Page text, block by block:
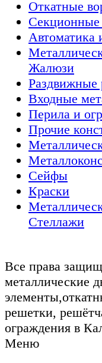
Откатные
Секционные
Автоматика
Жалюзи
Раздвижные
Входные
Перила и
Прочие
Сейфы
Краски
Стеллажи
Все права
металлические
решетки,
ограждения в
Меню